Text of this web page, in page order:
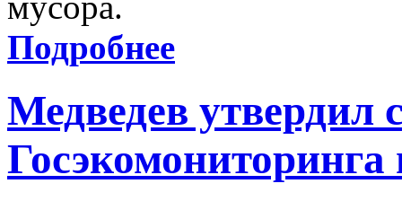
Подробнее
Медведев утвердил